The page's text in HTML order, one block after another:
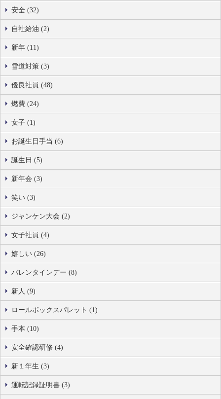
安全 (32)
自社給油 (2)
新年 (11)
雪道対策 (3)
優良社員 (48)
燃費 (24)
女子 (1)
お誕生日手当 (6)
誕生日 (5)
新年会 (3)
笑い (3)
ジャンケン大会 (2)
女子社員 (4)
嬉しい (26)
バレンタインデー (8)
新人 (9)
ロールボックスパレット (1)
手本 (10)
安全確認研修 (4)
新１年生 (3)
運転記録証明書 (3)